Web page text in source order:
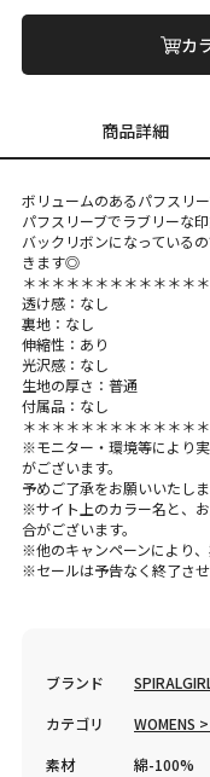
カ
商品詳細
ボリュームのあるパフスリ
パフスリーブでラブリーな
バックリボンになっている
きます◎
＊＊＊＊＊＊＊＊＊＊＊＊
透け感：なし
裏地：なし
伸縮性：あり
光沢感：なし
生地の厚さ：普通
付属品：なし
＊＊＊＊＊＊＊＊＊＊＊＊
※モニター・環境等により
がございます。
予めご了承をお願いいたしま
※サイト上のカラー名と、
合がございます。
※他のキャンペーンにより、
※セールは予告なく終了させ
ブランド
カテゴリ
WOMENS
素材
綿-100%